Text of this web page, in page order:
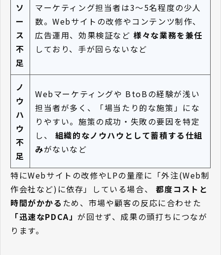
ソ
ー
ス
不
足
マーケティング担当者は3〜5名程度の少人
数。Webサイトの改修やコンテンツ制作、
広告運用、効果検証など様々な業務を兼任
しており、手が回らないなど
ノ
ウ
ハ
ウ
不
足
Webマーケティングや BtoBの経験が浅い
担当者が多く、「場当たり的な施策」にな
りやすい。施策の成功・失敗の要因を特定
し、 組織的なノウハウとして蓄積する仕組
みがないなど
特にWebサイトの改修やLPの量産に「外注(Web制
作会社など)に依存」している場合、 都度コストと
時間がかかる ため、市場や顧客の反応に合わせた
「迅速なPDCA」が回せず、成果の頭打ちにつなが
ります。